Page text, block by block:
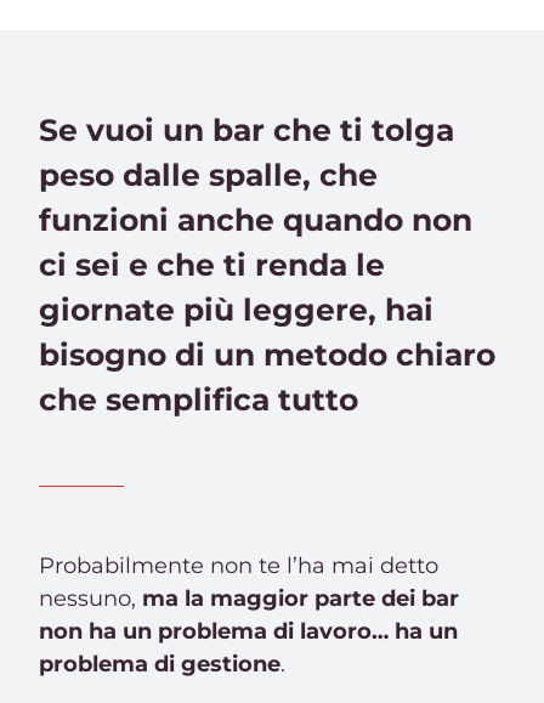
Se vuoi un bar che ti tolga
peso dalle spalle, che
funzioni anche quando non
ci sei e che ti renda le
giornate più leggere, hai
bisogno di un metodo chiaro
che semplifica tutto
Probabilmente non te l’ha mai detto
nessuno, ma la maggior parte dei bar
non ha un problema di lavoro… ha un
problema di gestione.